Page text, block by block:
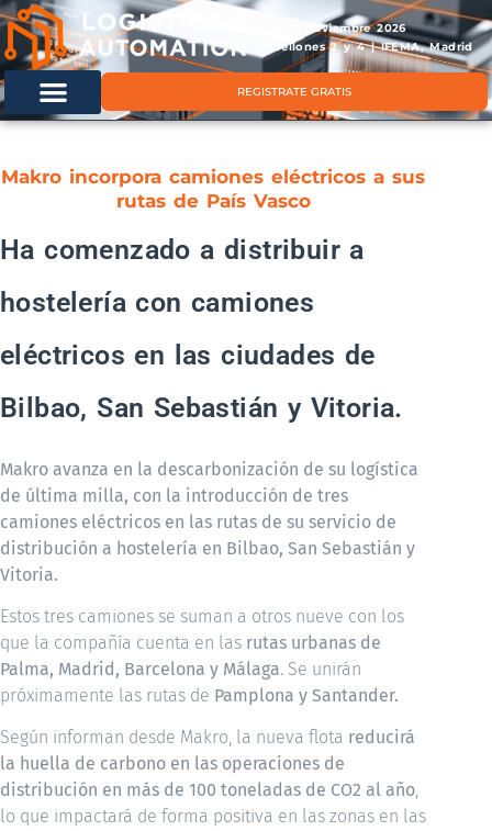
11 & 12 noviembre 2026
Pabellones 2 y 4 | IFEMA, Madrid
REGISTRATE GRATIS
Makro incorpora camiones eléctricos a sus
rutas de País Vasco
Ha comenzado a distribuir a
hostelería con camiones
eléctricos en las ciudades de
Bilbao, San Sebastián y Vitoria.
Makro avanza en la descarbonización de su logística
de última milla, con la introducción de tres
camiones eléctricos en las rutas de su servicio de
distribución a hostelería en Bilbao, San Sebastián y
Vitoria.
Estos tres camiones se suman a otros nueve con los
que la compañía cuenta en las rutas urbanas de
Palma, Madrid, Barcelona y Málaga. Se unirán
próximamente las rutas de Pamplona y Santander.
Según informan desde Makro, la nueva flota reducirá
la huella de carbono en las operaciones de
distribución en más de 100 toneladas de CO2 al año,
lo que impactará de forma positiva en las zonas en las